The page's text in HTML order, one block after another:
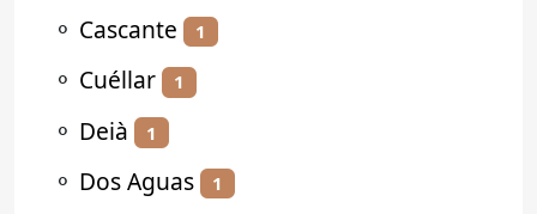
⚬ Cascante 1
⚬ Cuéllar 1
⚬ Deià 1
⚬ Dos Aguas 1